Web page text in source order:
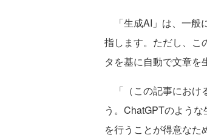
「生成AI」は、一般
指します。ただし、こ
タを基に自動で文章を
「（この記事におけ
う。ChatGPTのよう
を行うことが得意なた